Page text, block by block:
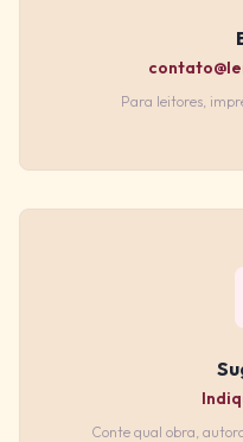
Para leitores,
Conte qual obra,